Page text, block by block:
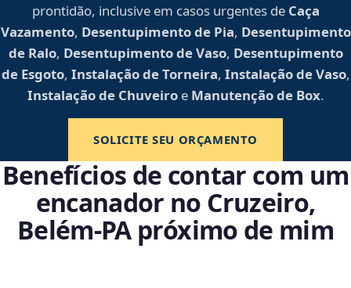
prontidão, inclusive em casos urgentes de Caça
Vazamento, Desentupimento de Pia, Desentupimento
de Ralo, Desentupimento de Vaso, Desentupimento
de Esgoto, Instalação de Torneira, Instalação de Vaso,
Instalação de Chuveiroe Manutenção de Box.
SOLICITE SEU ORÇAMENTO
Benefícios de contar com um
encanador no Cruzeiro,
Belém‑PA próximo de mim